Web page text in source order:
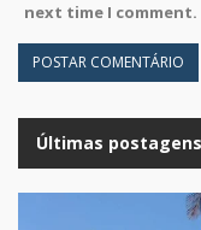
next time I comment.
Últimas postagens